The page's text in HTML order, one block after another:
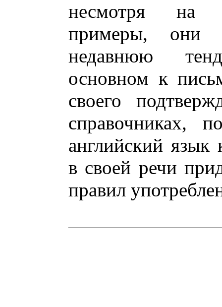
несмотря на
примеры, они
недавнюю
основном к
своего
справочниках,
английский язык
в своей речи
правил